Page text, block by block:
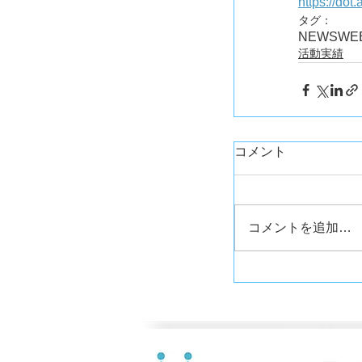
タグ：
NEWS
活動実績
コメント
コメントを追加…